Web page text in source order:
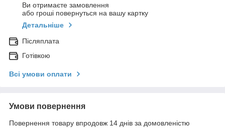
Ви отримаєте замовлення
або гроші повернуться на вашу картку
Детальніше
Післяплата
Готівкою
Всі умови оплати
Умови повернення
Повернення товару впродовж 14 днів за домовленістю